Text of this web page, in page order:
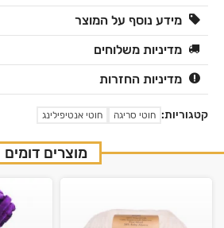
מידע נוסף על המוצר
מדיניות משלוחים
מדיניות החזרות
קטגוריות: חוטי סריגה חוטי אנטיפילינג
מוצרים דומים